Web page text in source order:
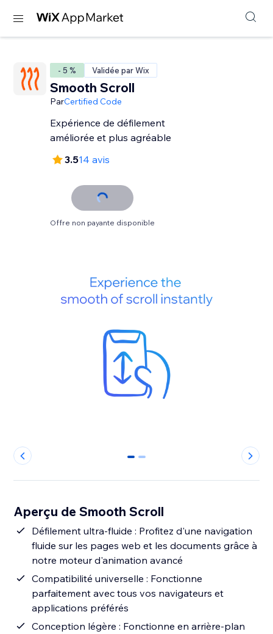
- 5 % Validée par Wix
Smooth Scroll
ParCertified Code
Expérience de défilement
améliorée et plus agréable
3.514 avis
Offre non payante disponible
0 1
Aperçu de Smooth Scroll
Défilement ultra-fluide : Profitez d'une navigation
fluide sur les pages web et les documents grâce à
notre moteur d'animation avancé
Compatibilité universelle : Fonctionne
parfaitement avec tous vos navigateurs et
applications préférés
Conception légère : Fonctionne en arrière-plan